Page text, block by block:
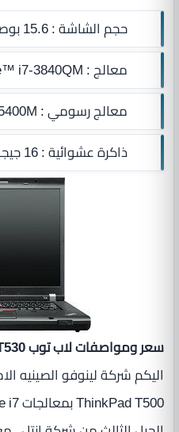
حجم الشاشة :15.6 بوصة .
معالج :i7-3840QM .
معالج رسومي :.
ذاكرة عشوائية :16 جيجا بايت DDR3
سعر ومواصفات لاب توب Lenovo ThinkPad T530
اليكم شركة لينوفو الصينيه